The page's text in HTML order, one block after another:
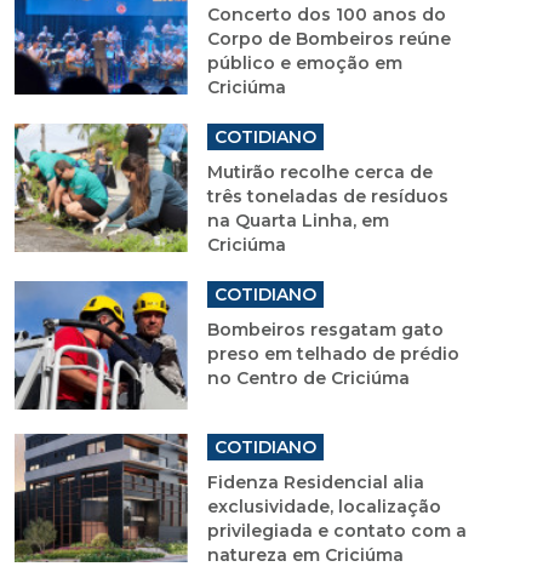
Concerto dos 100 anos do
Corpo de Bombeiros reúne
público e emoção em
Criciúma
COTIDIANO
Mutirão recolhe cerca de
três toneladas de resíduos
na Quarta Linha, em
Criciúma
COTIDIANO
Bombeiros resgatam gato
preso em telhado de prédio
no Centro de Criciúma
COTIDIANO
Fidenza Residencial alia
exclusividade, localização
privilegiada e contato com a
natureza em Criciúma